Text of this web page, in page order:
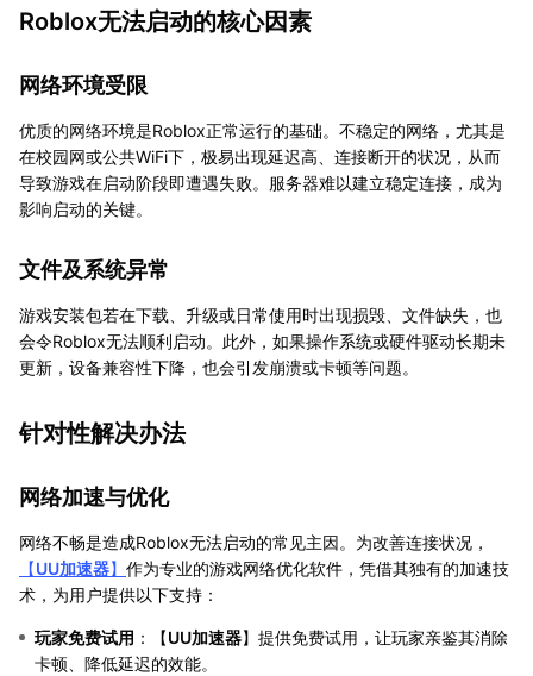
Roblox无法启动的核心因素
网络环境受限
优质的网络环境是Roblox正常运行的基础。不稳定的网络，尤其是
在校园网或公共WiFi下，极易出现延迟高、连接断开的状况，从而
导致游戏在启动阶段即遭遇失败。服务器难以建立稳定连接，成为
影响启动的关键。
文件及系统异常
游戏安装包若在下载、升级或日常使用时出现损毁、文件缺失，也
会令Roblox无法顺利启动。此外，如果操作系统或硬件驱动长期未
更新，设备兼容性下降，也会引发崩溃或卡顿等问题。
针对性解决办法
网络加速与优化
网络不畅是造成Roblox无法启动的常见主因。为改善连接状况，
【UU加速器】 作为专业的游戏网络优化软件，凭借其独有的加速技
术，为用户提供以下支持：
玩家免费试用 ：【UU加速器】提供免费试用，让玩家亲鉴其消除
卡顿、降低延迟的效能。